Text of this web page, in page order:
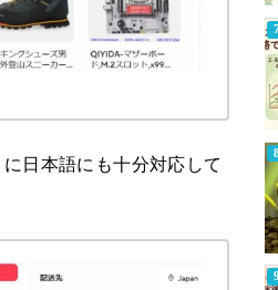
日本語にも十分対応して